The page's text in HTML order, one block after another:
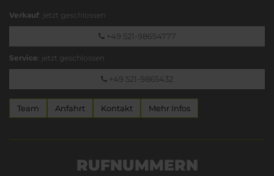
Verkauf: jetzt geschlossen
+49 521-98654777
Service: jetzt geschlossen
+49 521-9865432
Team Anfahrt Kontakt Mehr Infos
RUFNUMMERN